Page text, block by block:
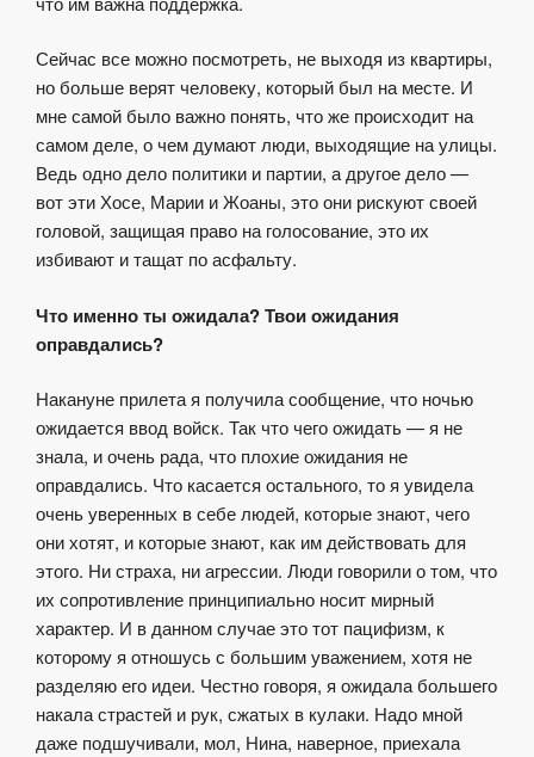
Сейчас все можно посмотреть, не выходя из квартиры,
но больше верят человеку, который был на месте. И
мне самой было важно понять, что же происходит на
самом деле, о чем думают люди, выходящие на улицы.
Ведь одно дело политики и партии, а другое дело —
вот эти Хосе, Марии и Жоаны, это они рискуют своей
головой, защищая право на голосование, это их
избивают и тащат по асфальту.
Что именно ты ожидала? Твои ожидания
оправдались?
Накануне прилета я получила сообщение, что ночью
ожидается ввод войск. Так что чего ожидать — я не
знала, и очень рада, что плохие ожидания не
оправдались. Что касается остального, то я увидела
очень уверенных в себе людей, которые знают, чего
они хотят, и которые знают, как им действовать для
этого. Ни страха, ни агрессии. Люди говорили о том, что
их сопротивление принципиально носит мирный
характер. И в данном случае это тот пацифизм, к
которому я отношусь с большим уважением, хотя не
разделяю его идеи. Честно говоря, я ожидала большего
накала страстей и рук, сжатых в кулаки. Надо мной
даже подшучивали, мол, Нина, наверное, приехала